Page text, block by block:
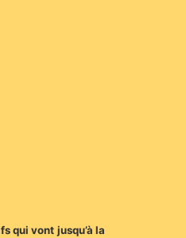
qui vont jusqu’à la